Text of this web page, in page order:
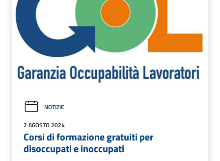
NOTIZIE
2 AGOSTO 2024
Corsi di formazione gratuiti per
disoccupati e inoccupati